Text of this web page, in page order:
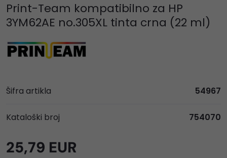
Print-Team kompatibilno za HP
3YM62AE no.305XL tinta crna (22 ml)
Šifra artikla 54967
Kataloški broj 754070
25,79 EUR